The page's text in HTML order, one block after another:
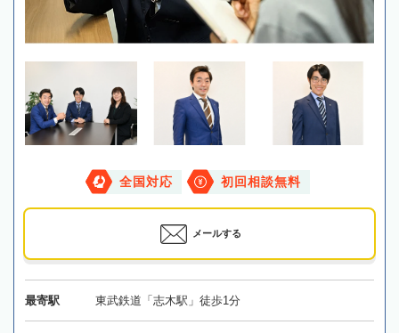
全国対応 初回相談無料
メールする
最寄駅 東武鉄道「志木駅」徒歩1分